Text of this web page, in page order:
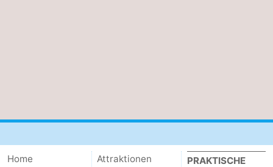
Home
Attraktionen
PRAKTISCHE